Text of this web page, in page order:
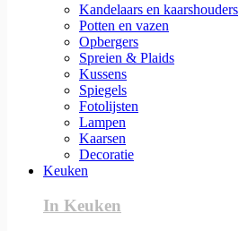
Kandelaars en kaarshouders
Potten en vazen
Opbergers
Spreien & Plaids
Kussens
Spiegels
Fotolijsten
Lampen
Kaarsen
Decoratie
Keuken
In Keuken